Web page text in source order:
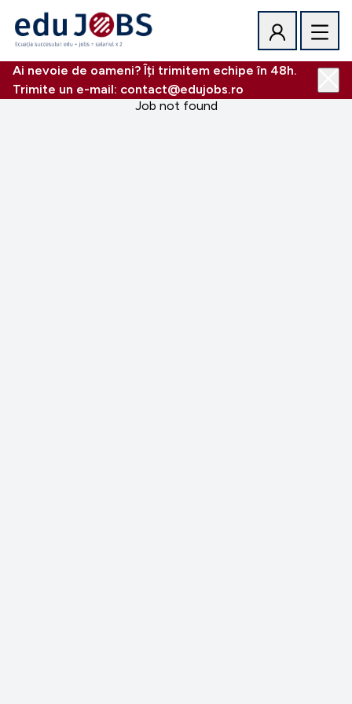
Ai nevoie de oameni? Îți trimitem echipe în 48h.
Trimite un e-mail: contact@edujobs.ro
Job not found